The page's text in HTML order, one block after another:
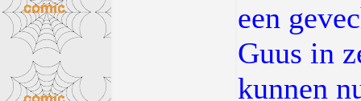
een
Guus in
kunnen